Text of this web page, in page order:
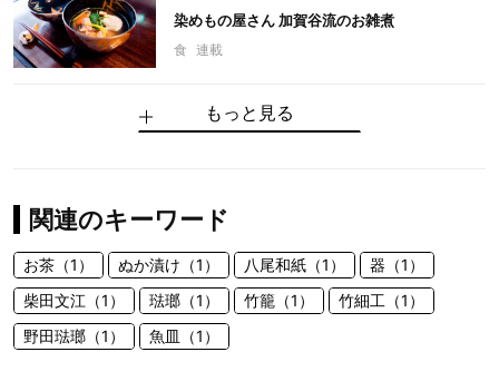
染めもの屋さん 加賀谷流のお雑煮
食 連載
もっと見る
関連のキーワード
お茶（1） ぬか漬け（1） 八尾和紙（1）
器（1）
柴田文江（1）
琺瑯（1） 竹籠（1）
竹細工（1）
野田琺瑯（1）
魚皿（1）